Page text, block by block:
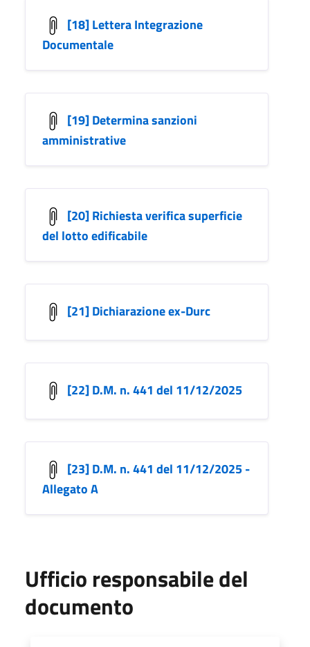
[18] Lettera Integrazione
Documentale
[19] Determina sanzioni
amministrative
[20] Richiesta verifica superficie
del lotto edificabile
[21] Dichiarazione ex-Durc
[22] D.M. n. 441 del 11/12/2025
[23] D.M. n. 441 del 11/12/2025 -
Allegato A
Ufficio responsabile del
documento